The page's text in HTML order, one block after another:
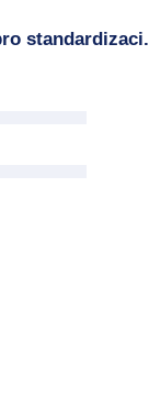
standardizaci.